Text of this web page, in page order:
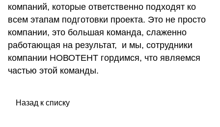
компаний, которые ответственно подходят ко
всем этапам подготовки проекта. Это не просто
компании, это большая команда, слаженно
работающая на результат, и мы, сотрудники
компании НОВОТЕНТ гордимся, что являемся
частью этой команды.
Назад к списку